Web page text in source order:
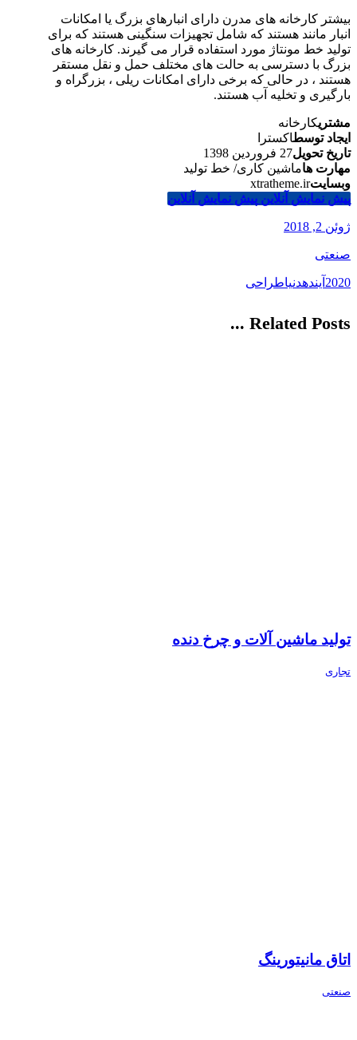
بیشتر کارخانه های مدرن دارای انبارهای بزرگ یا امکانات
انبار مانند هستند که شامل تجهیزات سنگینی هستند که برای
تولید خط مونتاژ مورد استفاده قرار می گیرند. کارخانه های
بزرگ با دسترسی به حالت های مختلف حمل و نقل مستقر
هستند ، در حالی که برخی دارای امکانات ریلی ، بزرگراه و
بارگیری و تخلیه آب هستند.
مشتریکارخانه
ایجاد توسطاکسترا
تاریخ تحویل27 فروردین 1398
مهارت هاماشین کاری/ خط تولید
وبسایتxtratheme.ir
پیش نمایش آنلاین پیش نمایش آنلاین
ژوئن 2, 2018
صنعتی
2020 آیندهدنیاطراحی
Related Posts ...
تولید ماشین آلات و چرخ دنده
تجاری
اتاق مانیتورینگ
صنعتی